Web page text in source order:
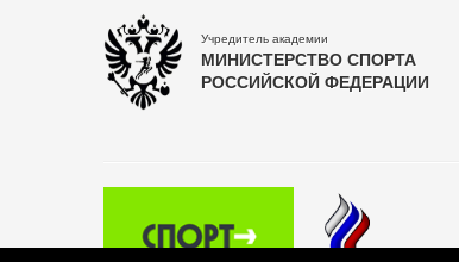
Учредитель академии
МИНИСТЕРСТВО СПОРТА
РОССИЙСКОЙ ФЕДЕРАЦИИ